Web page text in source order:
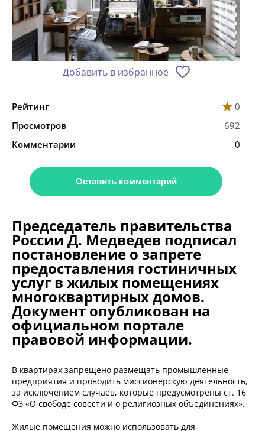
Добавить в избранное
Рейтинг
0
Просмотров
692
Комментарии
0
Оставить комментарий
Председатель правительства
России Д. Медведев подписал
постановление о запрете
предоставления гостиничных
услуг в жилых помещениях
многоквартирных домов.
Документ опубликован на
официальном портале
правовой информации.
В квартирах запрещено размещать промышленные
предприятия и проводить миссионерскую деятельность,
за исключением случаев, которые предусмотрены ст. 16
ФЗ «О свободе совести и о религиозных объединениях».
Жилые помещения можно использовать для